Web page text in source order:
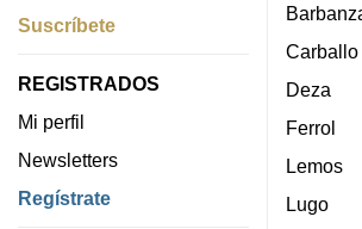
Suscríbete
REGISTRADOS
Mi perfil
Newsletters
Regístrate
Carballo
Deza
Ferrol
Lemos
Lugo